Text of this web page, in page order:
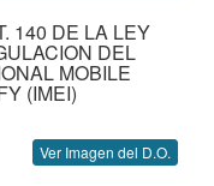
140 DE LA LEY
DEL
MOBILE
(IMEI)
Ver Imagen del D.O.